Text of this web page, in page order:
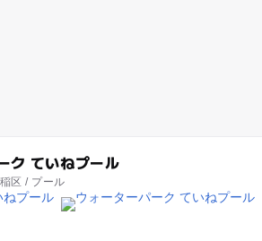
ク ていねプール
区 / プール